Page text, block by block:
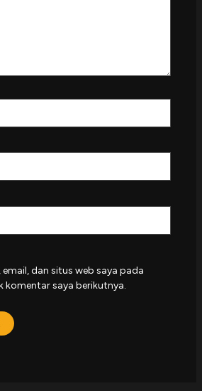
dan situs web saya pada
komentar saya berikutnya.